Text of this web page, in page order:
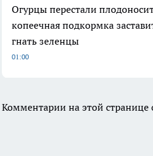
Огурцы перестали
копеечная подкормка
гнать зеленцы
01:00
Комментарии на этой